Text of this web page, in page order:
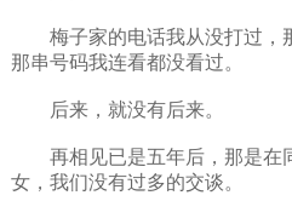
梅子家的电话我从没打过，
那串号码我连看都没看过。
后来，就没有后来。
再相见已是五年后，那是在
女，我们没有过多的交谈。